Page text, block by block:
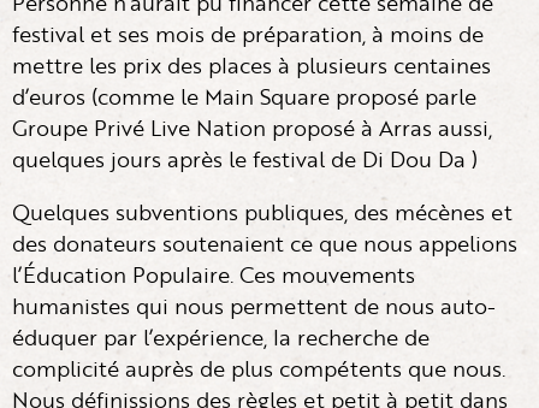
festival et ses mois de préparation, à moins de
mettre les prix des places à plusieurs centaines
d’euros (comme le Main Square proposé parle
Groupe Privé Live Nation proposé à Arras aussi,
quelques jours après le festival de Di Dou Da )
Quelques subventions publiques, des mécènes et
des donateurs soutenaient ce que nous appelions
l’Éducation Populaire. Ces mouvements
humanistes qui nous permettent de nous auto-
éduquer par l’expérience, la recherche de
complicité auprès de plus compétents que nous.
Nous définissions des règles et petit à petit dans